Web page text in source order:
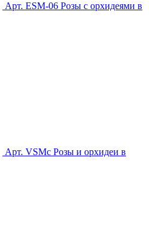
Арт. ESM-06 Розы с орхидеями в
Арт. VSMc Розы и орхидеи в